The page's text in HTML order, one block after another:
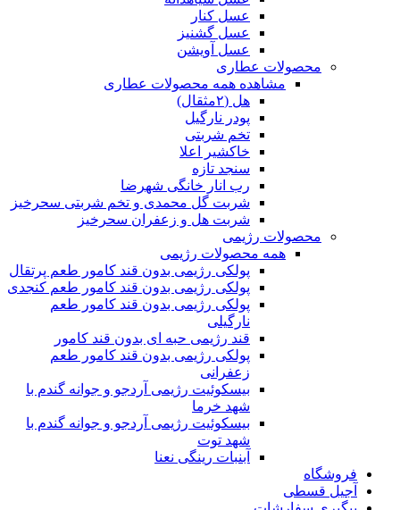
عسل کنار
عسل گشنیز
عسل آویشن
محصولات عطاری
مشاهده همه محصولات عطاری
هل (۲مثقال)
پودر نارگیل
تخم شربتی
خاکشیر اعلا
سنجد تازه
رب انار خانگی شهرضا
شربت گل محمدی و تخم شربتی سحرخیز
شربت هل و زعفران سحرخیز
محصولات رژیمی
همه محصولات رژیمی
پولکی رژیمی بدون قند کامور طعم پرتقال
پولکی رژیمی بدون قند کامور طعم کنجدی
پولکی رژیمی بدون قند کامور طعم
نارگیلی
قند رژیمی حبه ای بدون قند کامور
پولکی رژیمی بدون قند کامور طعم
زعفرانی
بيسکوئيت رژیمی آردجو و جوانه گندم با
شهد خرما
بيسکوئيت رژیمی آردجو و جوانه گندم با
شهد توت
آبنبات رینگی نعنا
فروشگاه
آجیل قسطی